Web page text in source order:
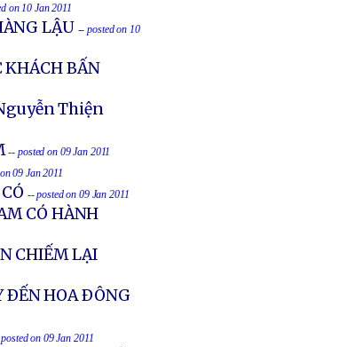
on 10 Jan 2011
LẬU -- posted on 10
KHÁCH BẤN
Thiện
-- posted on 09 Jan 2011
09 Jan 2011
-- posted on 09 Jan 2011
CÓ HÀNH
CHIẾM LẠI
ÐẾN HOA ÐÔNG
on 09 Jan 2011